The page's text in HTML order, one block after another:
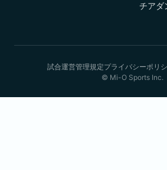
チアダ
試合運営管理規定プライバシーポリ
© Mi-O Sports Inc.